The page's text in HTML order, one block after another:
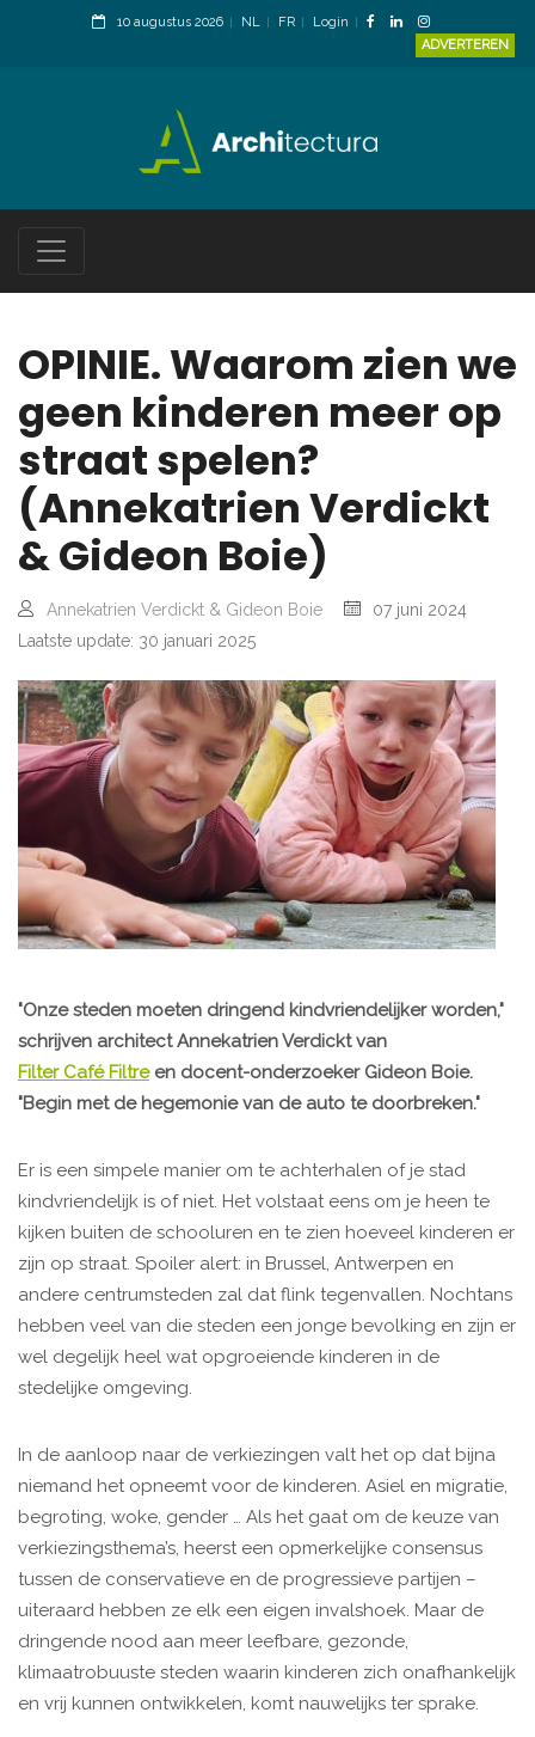
10 augustus 2026 NL FR
Login
ADVERTEREN
OPINIE. Waarom zien we
geen kinderen meer op
straat spelen?
(Annekatrien Verdickt
& Gideon Boie)
Annekatrien Verdickt & Gideon Boie
07 juni 2024
Laatste update: 30 januari 2025
"Onze steden moeten dringend kindvriendelijker worden,"
schrijven architect Annekatrien Verdickt van
Filter Café Filtreen docent-onderzoeker Gideon Boie.
"Begin met de hegemonie van de auto te doorbreken."
Er is een simpele manier om te achterhalen of je stad
kindvriendelijk is of niet. Het volstaat eens om je heen te
kijken buiten de schooluren en te zien hoeveel kinderen er
zijn op straat. Spoiler alert: in Brussel, Antwerpen en
andere centrumsteden zal dat flink tegenvallen. Nochtans
hebben veel van die steden een jonge bevolking en zijn er
wel degelijk heel wat opgroeiende kinderen in de
stedelijke omgeving.
In de aanloop naar de verkiezingen valt het op dat bijna
niemand het opneemt voor de kinderen. Asiel en migratie,
begroting, woke, gender … Als het gaat om de keuze van
verkiezingsthema’s, heerst een opmerkelijke consensus
tussen de conservatieve en de progressieve partijen –
uiteraard hebben ze elk een eigen invalshoek. Maar de
dringende nood aan meer leefbare, gezonde,
klimaatrobuuste steden waarin kinderen zich onafhankelijk
en vrij kunnen ontwikkelen, komt nauwelijks ter sprake.